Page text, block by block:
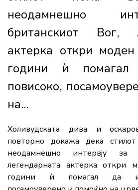
неодамнешно
британскиот Вог,
актерка откри
години ѝ помагал
повисоко,
на...
Холивудската дива и
повторно докажа дека
неодамнешно интервју за
легендарната актерка откри
години ѝ помагал да